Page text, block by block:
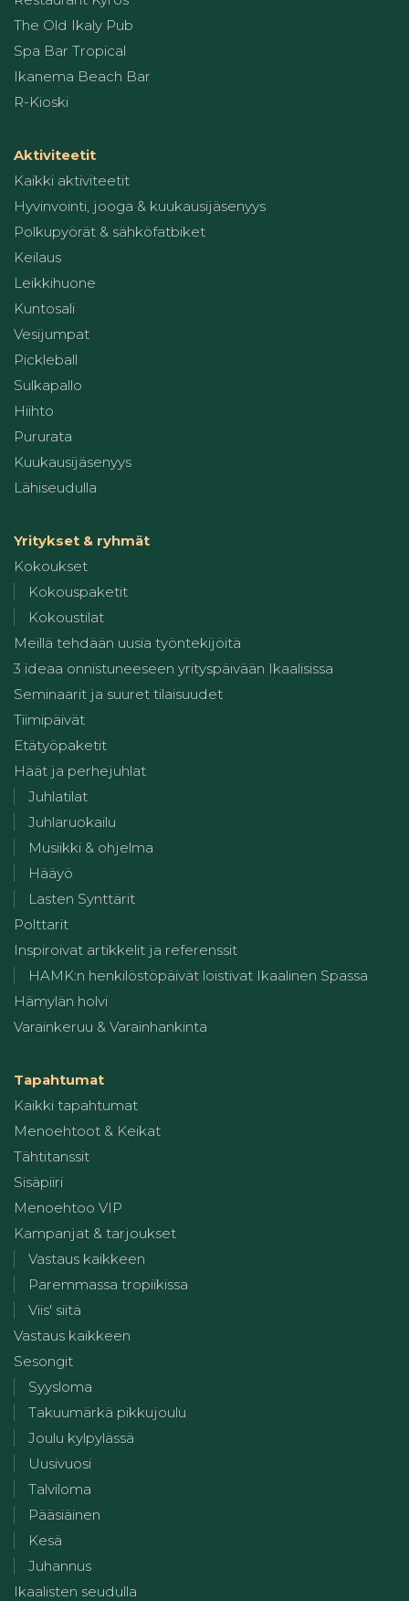
The Old Ikaly Pub
Spa Bar Tropical
Ikanema Beach Bar
R-Kioski
Aktiviteetit
Kaikki aktiviteetit
Hyvinvointi, jooga & kuukausijäsenyys
Polkupyörät & sähköfatbiket
Keilaus
Leikkihuone
Kuntosali
Vesijumpat
Pickleball
Sulkapallo
Hiihto
Pururata
Kuukausijäsenyys
Lähiseudulla
Yritykset & ryhmät
Kokoukset
Kokouspaketit
Kokoustilat
Meillä tehdään uusia työntekijöitä
3 ideaa onnistuneeseen yrityspäivään Ikaalisissa
Seminaarit ja suuret tilaisuudet
Tiimipäivät
Etätyöpaketit
Häät ja perhejuhlat
Juhlatilat
Juhlaruokailu
Musiikki & ohjelma
Hääyö
Lasten Synttärit
Polttarit
Inspiroivat artikkelit ja referenssit
HAMK:n henkilöstöpäivät loistivat Ikaalinen Spassa
Hämylän holvi
Varainkeruu & Varainhankinta
Tapahtumat
Kaikki tapahtumat
Menoehtoot & Keikat
Tähtitanssit
Sisäpiiri
Menoehtoo VIP
Kampanjat & tarjoukset
Vastaus kaikkeen
Paremmassa tropiikissa
Viis' siitä
Vastaus kaikkeen
Sesongit
Syysloma
Takuumärkä pikkujoulu
Joulu kylpylässä
Uusivuosi
Talviloma
Pääsiäinen
Kesä
Juhannus
Ikaalisten seudulla